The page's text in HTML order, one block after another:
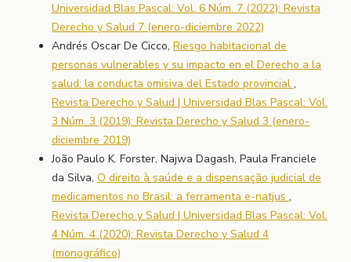
Universidad Blas Pascal: Vol. 6 Núm. 7 (2022): Revista
Derecho y Salud 7 (enero-diciembre 2022)
Andrés Oscar De Cicco, Riesgo habitacional de
personas vulnerables y su impacto en el Derecho a la
salud: la conducta omisiva del Estado provincial ,
Revista Derecho y Salud | Universidad Blas Pascal: Vol.
3 Núm. 3 (2019): Revista Derecho y Salud 3 (enero-
diciembre 2019)
João Paulo K. Forster, Najwa Dagash, Paula Franciele
da Silva, O direito à saúde e a dispensação judicial de
medicamentos no Brasil: a ferramenta e-natjus ,
Revista Derecho y Salud | Universidad Blas Pascal: Vol.
4 Núm. 4 (2020): Revista Derecho y Salud 4
(monográfico)